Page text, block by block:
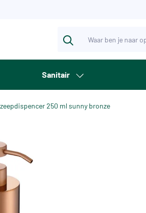
Sanitair
250 ml sunny bronze